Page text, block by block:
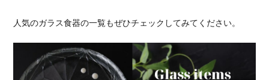
人気のガラス食器の一覧もぜひチェックしてみてください。